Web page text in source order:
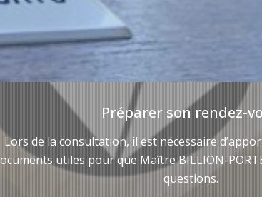
Préparer son rendez-
Lors de la consultation, il est nécessaire
utiles pour que Maître BILLION-
questions.